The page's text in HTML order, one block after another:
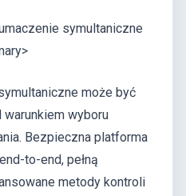
symultaniczne
może być
wyboru
Bezpieczna platforma
to-end, pełną
metody kontroli